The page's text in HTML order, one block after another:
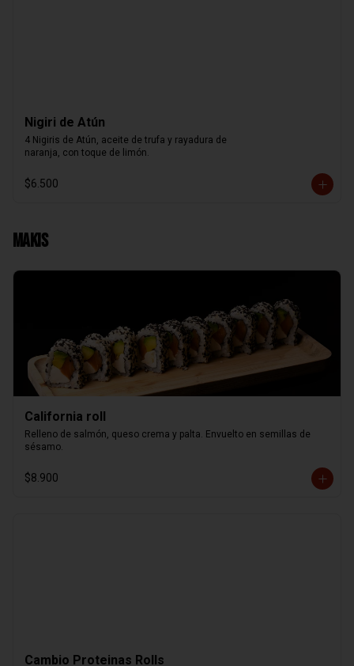
Nigiri de Atún
4 Nigiris de Atún, aceite de trufa y rayadura de
naranja, con toque de limón.
$6.500
Makis
California roll
Relleno de salmón, queso crema y palta. Envuelto en semillas de
sésamo.
$8.900
Cambio Proteinas Rolls